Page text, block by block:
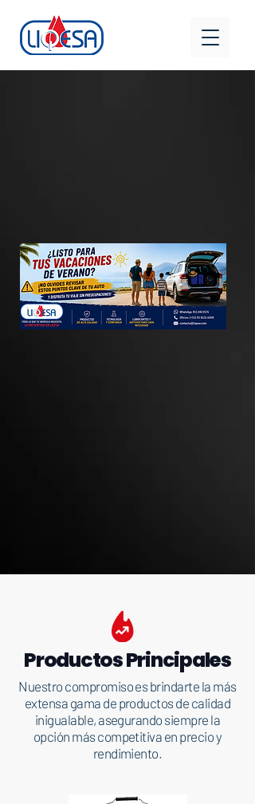
Productos Principales
Nuestro compromiso es brindarte la más
extensa gama de productos de calidad
inigualable, asegurando siempre la
opción más competitiva en precio y
rendimiento.